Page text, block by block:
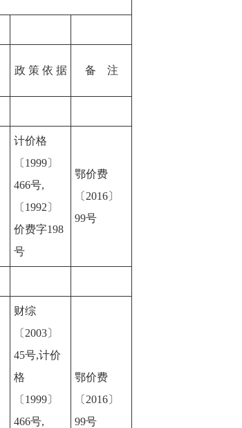
政 策 依 据 备 注
计价格
〔1999〕
466号,
〔1992〕
价费字198
号
鄂价费
〔2016〕
99号
财综
〔2003〕
45号,计价
格
〔1999〕
466号,
鄂价费
〔2016〕
99号